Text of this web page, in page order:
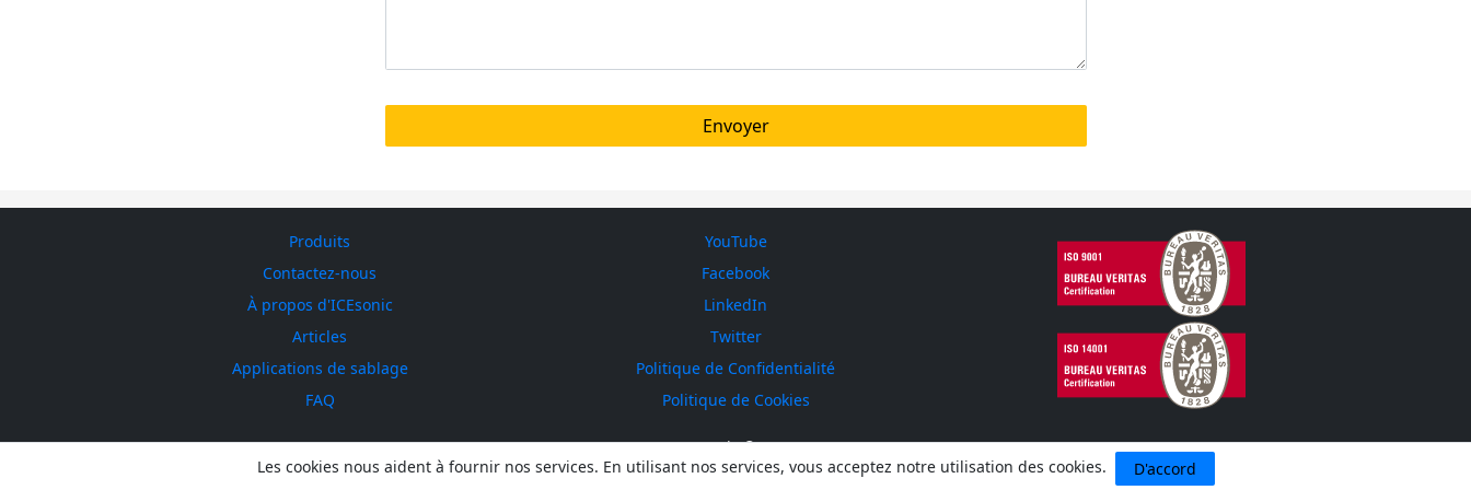
Produits
Contactez-nous
À propos d'ICEsonic
Articles
Applications de sablage
FAQ
YouTube
Facebook
LinkedIn
Twitter
Politique de Confidentialité
Politique de Cookies
ICEsonic © 2026
Les cookies nous aident à fournir nos services. En utilisant nos services, vous acceptez notre utilisation des cookies.
D'accord